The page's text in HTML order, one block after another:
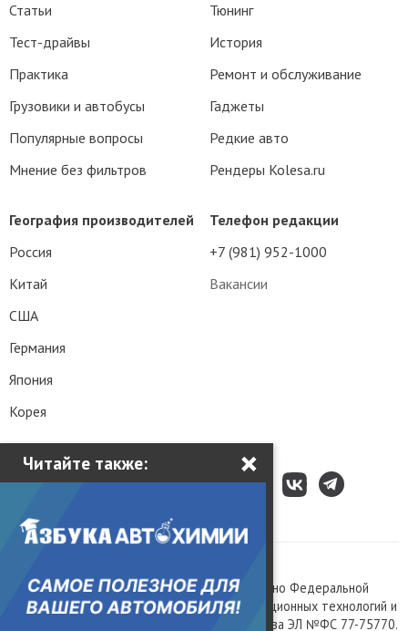
Читайте также: ×
Телефон редакции
+7 (981) 952-1000
Вакансии
Статьи
Тест-драйвы
Практика
Грузовики и автобусы
Популярные вопросы
Мнение без фильтров
Тюнинг
История
Ремонт и обслуживание
Гаджеты
Редкие авто
Рендеры Kolesa.ru
География производителей
Россия
Китай
США
Германия
Япония
Корея
Сетевое издание «Kolesa.ru», зарегистрировано Федеральной
службой по надзору в сфере связи, информационных технологий и
массовых коммуникаций, номер свидетельства ЭЛ №ФС 77-75770.